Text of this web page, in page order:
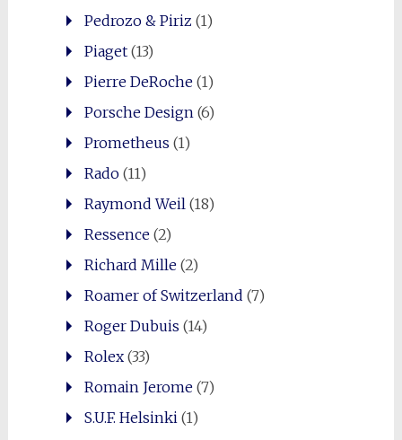
Pedrozo & Piriz (1)
Piaget(13)
Pierre DeRoche(1)
Porsche Design (6)
Prometheus (1)
Rado(11)
Raymond Weil (18)
Ressence(2)
Richard Mille(2)
Roamer of Switzerland (7)
Roger Dubuis (14)
Rolex(33)
Romain Jerome(7)
S.U.F. Helsinki (1)